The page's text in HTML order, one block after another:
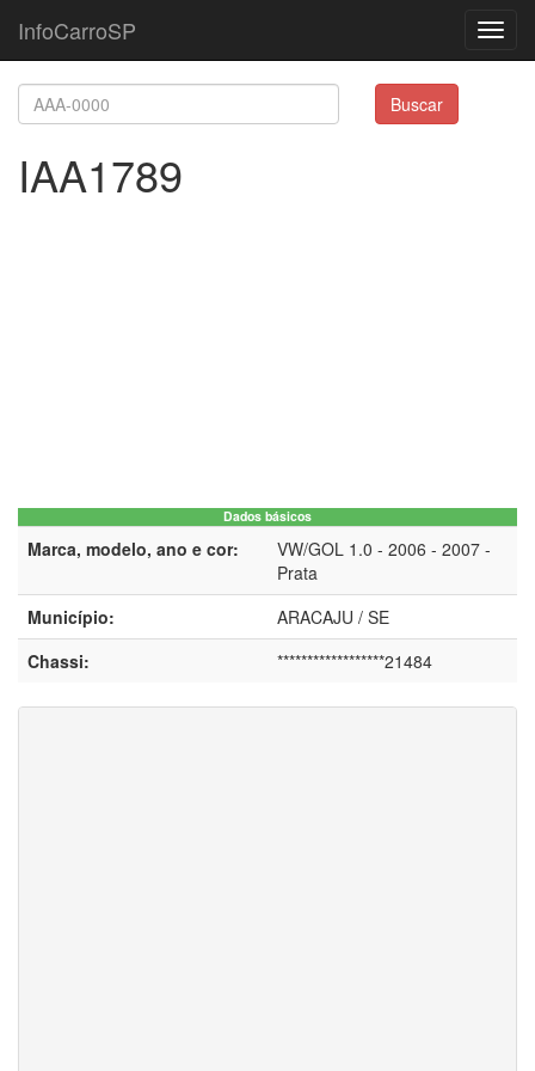
InfoCarroSP
Buscar
IAA1789
Dados básicos
Marca, modelo, ano e cor:
VW/GOL 1.0 - 2006 - 2007 -
Prata
Município:
ARACAJU / SE
Chassi:
******************21484